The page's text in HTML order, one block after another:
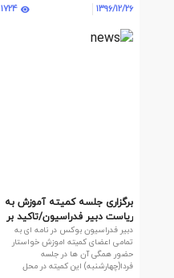
1396/12/26
1724
برگزاری جلسه کمیته آموزش به
ریاست دبیر فدراسیون/تاکید بر
حضور تمامی اعضاء
دبیر فدراسیون بوکس در نامه ای به
تمامی اعضای کمیته اموزش خواستار
حضور همگی آن ها در جلسه
فردا(چهارشنبه) این کمیته در محل